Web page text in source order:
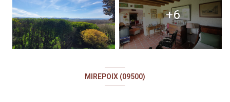
+6
MIREPOIX (09500)